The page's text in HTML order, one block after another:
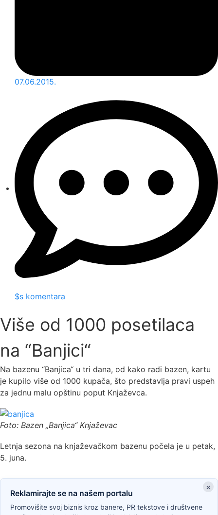
07.06.2015.
$s komentara
Više od 1000 posetilaca
na “Banjici“
Na bazenu “Banjica“ u tri dana, od kako radi bazen, kartu
je kupilo više od 1000 kupača, što predstavlja pravi uspeh
za jednu malu opštinu poput Knjaževca.
Foto: Bazen „Banjica“ Knjaževac
Letnja sezona na knjaževačkom bazenu počela je u petak,
5. juna.
×
Reklamirajte se na našem portalu
Promovišite svoj biznis kroz banere, PR tekstove i društvene